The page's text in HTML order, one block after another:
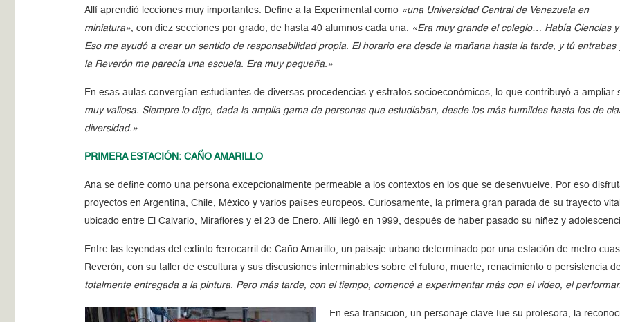
Allí aprendió lecciones muy importantes. Define a la Experimental como «una Universidad Central de Venezuela en
miniatura» , con diez secciones por grado, de hasta 40 alumnos cada una.
«Era muy grande el colegio… Había Ciencias
Eso me ayudó a crear un sentido de responsabilidad propia. El horario era desde la mañana hasta la tarde, y tú
la Reverón me parecía una escuela. Era muy pequeña.»
En esas aulas convergían estudiantes de diversas procedencias y estratos socioeconómicos, lo que contribuyó a ampliar
muy valiosa. Siempre lo digo, dada la amplia gama de personas que estudiaban, desde los más humildes hasta los de
diversidad.»
PRIMERA ESTACIÓN: CAÑO AMARILLO
Ana se define como una persona excepcionalmente permeable a los contextos en los que se desenvuelve. Por eso
proyectos en Argentina, Chile, México y varios países europeos. Curiosamente, la primera gran parada de su trayecto
ubicado entre El Calvario, Miraflores y el 23 de Enero. Allí llegó en 1999, después de haber pasado su niñez y
Entre las leyendas del extinto ferrocarril de Caño Amarillo, un paisaje urbano determinado por una estación de metro
Reverón, con su taller de escultura y sus discusiones interminables sobre el futuro, muerte, renacimiento o persistencia
totalmente entregada a la pintura. Pero más tarde, con el tiempo, comencé a experimentar más con el video, el
En esa transición, un personaje clave fue su profesora, la